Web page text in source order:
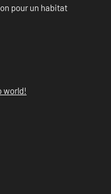
pour un habitat
world!